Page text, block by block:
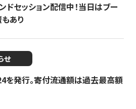
ドセッション配信中！当日はブー
あり
せ
を発行。寄付流通額は過去最高額